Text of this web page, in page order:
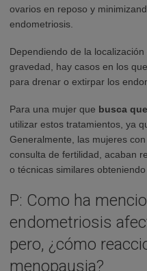
ovarios en reposo y
endometriosis.
Dependiendo de la
gravedad, hay casos en los
para drenar o extirpar los
Para una mujer que busca
utilizar estos tratamientos, ya
Generalmente, las mujeres
consulta de fertilidad, acaban
o técnicas similares
P: Como ha
endometriosis
pero, ¿cómo
menopausia?